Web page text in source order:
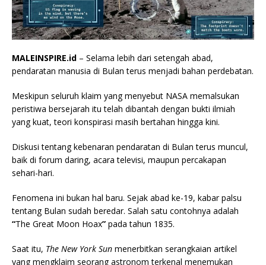
MALEINSPIRE.id – Selama lebih dari setengah abad,
pendaratan manusia di Bulan terus menjadi bahan perdebatan.
Meskipun seluruh klaim yang menyebut NASA memalsukan
peristiwa bersejarah itu telah dibantah dengan bukti ilmiah
yang kuat, teori konspirasi masih bertahan hingga kini.
Diskusi tentang kebenaran pendaratan di Bulan terus muncul,
baik di forum daring, acara televisi, maupun percakapan
sehari-hari.
Fenomena ini bukan hal baru. Sejak abad ke-19, kabar palsu
tentang Bulan sudah beredar. Salah satu contohnya adalah
“The Great Moon Hoax” pada tahun 1835.
Saat itu, The New York Sun menerbitkan serangkaian artikel
yang mengklaim seorang astronom terkenal menemukan